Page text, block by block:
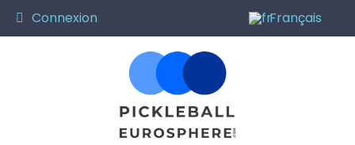
Connexion Français